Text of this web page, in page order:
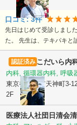
口コミ:3件
先日はじめて受診しまし
た。 先生は、テキパキと
認証済み こだいら内
内科, 循環器内科, 呼吸
東京都小平市天神町3-
2F
医療法人社団日清会